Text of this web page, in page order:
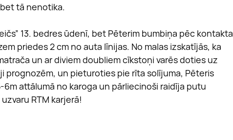
tā nenotika.
13. bedres ūdenī, bet Pēterim bumbiņa pēc kontakta
priedes 2 cm no auta līnijas. No malas izskatījās, ka
un ar diviem doubliem cīkstoņi varēs doties uz
prognozēm, un pieturoties pie rīta solījuma, Pēteris
attālumā no karoga un pārliecinoši raidīja putu
RTM karjerā!